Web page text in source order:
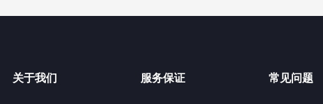
关于我们 服务保证 常见问题